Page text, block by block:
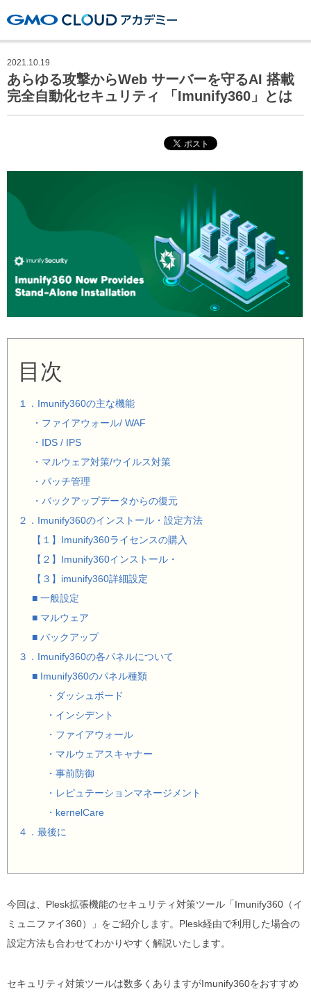
2021.10.19
あらゆる攻撃からWeb サーバーを守るAI 搭載
完全自動化セキュリティ 「Imunify360」とは
目次
１．Imunify360の主な機能
・ファイアウォール/ WAF
・IDS / IPS
・マルウェア対策/ウイルス対策
・パッチ管理
・バックアップデータからの復元
２．Imunify360のインストール・設定方法
【１】Imunify360ライセンスの購入
【２】Imunify360インストール・
【３】imunify360詳細設定
■ 一般設定
■ マルウェア
■ バックアップ
３．Imunify360の各パネルについて
■ Imunify360のパネル種類
・ダッシュボード
・インシデント
・ファイアウォール
・マルウェアスキャナー
・事前防御
・レピュテーションマネージメント
・kernelCare
４．最後に
今回は、Plesk拡張機能のセキュリティ対策ツール「Imunify360（イ
ミュニファイ360）」をご紹介します。Plesk経由で利用した場合の
設定方法も合わせてわかりやすく解説いたします。
セキュリティ対策ツールは数多くありますがImunify360をおすすめ